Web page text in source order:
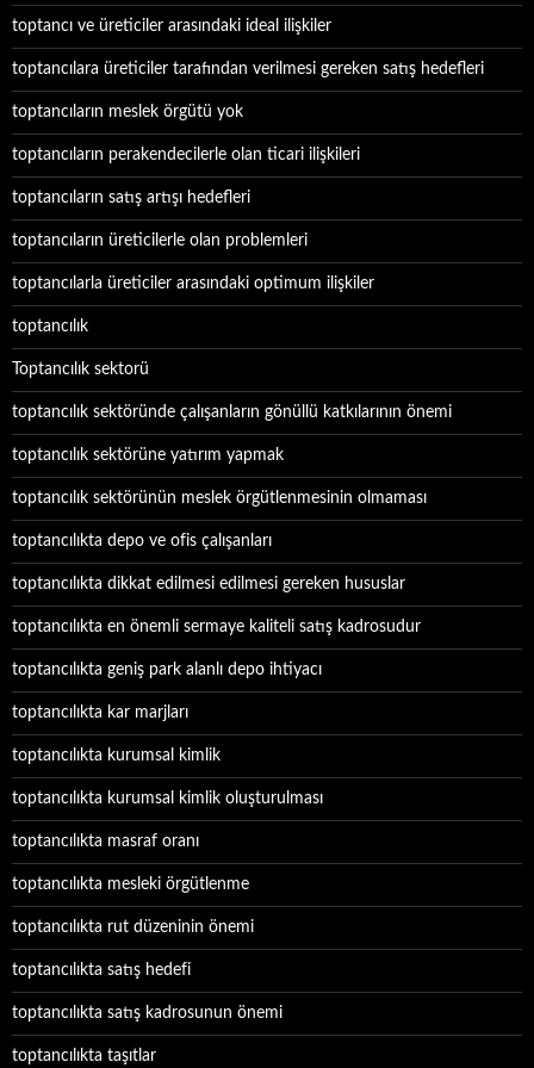
toptancı ve üreticiler arasındaki ideal ilişkiler
toptancılara üreticiler tarafından verilmesi gereken satış hedefleri
toptancıların meslek örgütü yok
toptancıların perakendecilerle olan ticari ilişkileri
toptancıların satış artışı hedefleri
toptancıların üreticilerle olan problemleri
toptancılarla üreticiler arasındaki optimum ilişkiler
toptancılık
Toptancılık sektorü
toptancılık sektöründe çalışanların gönüllü katkılarının önemi
toptancılık sektörüne yatırım yapmak
toptancılık sektörünün meslek örgütlenmesinin olmaması
toptancılıkta depo ve ofis çalışanları
toptancılıkta dikkat edilmesi edilmesi gereken hususlar
toptancılıkta en önemli sermaye kaliteli satış kadrosudur
toptancılıkta geniş park alanlı depo ihtiyacı
toptancılıkta kar marjları
toptancılıkta kurumsal kimlik
toptancılıkta kurumsal kimlik oluşturulması
toptancılıkta masraf oranı
toptancılıkta mesleki örgütlenme
toptancılıkta rut düzeninin önemi
toptancılıkta satış hedefi
toptancılıkta satış kadrosunun önemi
toptancılıkta taşıtlar